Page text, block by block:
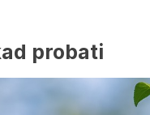
probati